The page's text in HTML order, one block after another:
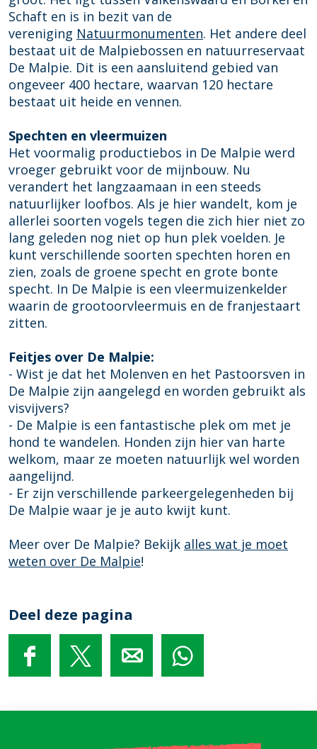
Schaft en is in bezit van de
vereniging Natuurmonumenten. Het andere deel
bestaat uit de Malpiebossen en natuurreservaat
De Malpie. Dit is een aansluitend gebied van
ongeveer 400 hectare, waarvan 120 hectare
bestaat uit heide en vennen.
Spechten en vleermuizen
Het voormalig productiebos in De Malpie werd
vroeger gebruikt voor de mijnbouw. Nu
verandert het langzaamaan in een steeds
natuurlijker loofbos. Als je hier wandelt, kom je
allerlei soorten vogels tegen die zich hier niet zo
lang geleden nog niet op hun plek voelden. Je
kunt verschillende soorten spechten horen en
zien, zoals de groene specht en grote bonte
specht. In De Malpie is een vleermuizenkelder
waarin de grootoorvleermuis en de franjestaart
zitten.
Feitjes over De Malpie:
- Wist je dat het Molenven en het Pastoorsven in
De Malpie zijn aangelegd en worden gebruikt als
visvijvers?
- De Malpie is een fantastische plek om met je
hond te wandelen. Honden zijn hier van harte
welkom, maar ze moeten natuurlijk wel worden
aangelijnd.
- Er zijn verschillende parkeergelegenheden bij
De Malpie waar je je auto kwijt kunt.
Meer over De Malpie? Bekijk alles wat je moet
weten over De Malpie!
Deel deze pagina
D
e
l
D
e
l
D
e
l
D
e
l